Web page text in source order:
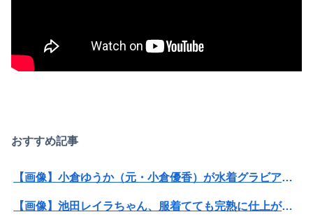
おすすめ記事
【画像】小倉ゆうか（元・小倉優香）が水着グラビア復帰ｗｗｗｗｗ
【画像】池田レイラちゃん、服着てても完熟に仕上がるｗｗｗｗｗｗｗｗｗｗｗｗｗｗ